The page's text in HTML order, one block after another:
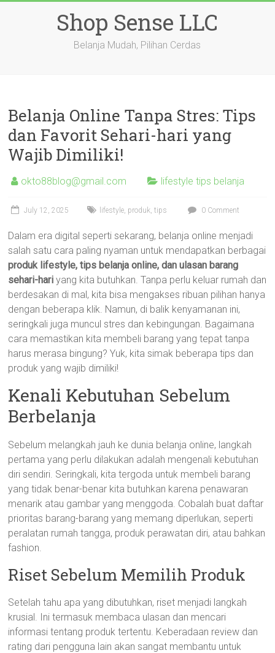
Shop Sense LLC
Belanja Mudah, Pilihan Cerdas
Belanja Online Tanpa Stres: Tips
dan Favorit Sehari-hari yang
Wajib Dimiliki!
okto88blog@gmail.com lifestyle tips belanja
July 12, 2025 lifestyle, produk,tips 0 Comment
Dalam era digital seperti sekarang, belanja online menjadi
salah satu cara paling nyaman untuk mendapatkan berbagai
produk lifestyle, tips belanja online, dan ulasan barang
sehari-hari yang kita butuhkan. Tanpa perlu keluar rumah dan
berdesakan di mal, kita bisa mengakses ribuan pilihan hanya
dengan beberapa klik. Namun, di balik kenyamanan ini,
seringkali juga muncul stres dan kebingungan. Bagaimana
cara memastikan kita membeli barang yang tepat tanpa
harus merasa bingung? Yuk, kita simak beberapa tips dan
produk yang wajib dimiliki!
Kenali Kebutuhan Sebelum
Berbelanja
Sebelum melangkah jauh ke dunia belanja online, langkah
pertama yang perlu dilakukan adalah mengenali kebutuhan
diri sendiri. Seringkali, kita tergoda untuk membeli barang
yang tidak benar-benar kita butuhkan karena penawaran
menarik atau gambar yang menggoda. Cobalah buat daftar
prioritas barang-barang yang memang diperlukan, seperti
peralatan rumah tangga, produk perawatan diri, atau bahkan
fashion.
Riset Sebelum Memilih Produk
Setelah tahu apa yang dibutuhkan, riset menjadi langkah
krusial. Ini termasuk membaca ulasan dan mencari
informasi tentang produk tertentu. Keberadaan review dan
rating dari pengguna lain akan sangat membantu untuk